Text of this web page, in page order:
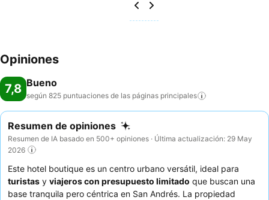
Opiniones
7,8 Bueno
según 825 puntuaciones de las páginas principales
Resumen de opiniones
Resumen de IA basado en 500+ opiniones · Última actualización: 29 May
2026
Este hotel boutique es un centro urbano versátil, ideal para
turistas y viajeros con presupuesto limitado que buscan una
base tranquila pero céntrica en San Andrés. La propiedad